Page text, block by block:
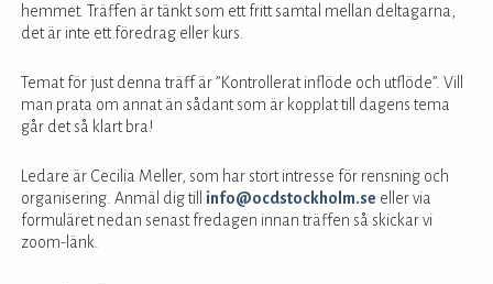
hemmet. Träffen är tänkt som ett fritt samtal mellan deltagarna,
det är inte ett föredrag eller kurs.
Temat för just denna träff är ”Kontrollerat inflöde och utflöde”. Vill
man prata om annat än sådant som är kopplat till dagens tema
går det så klart bra!
Ledare är Cecilia Meller, som har stort intresse för rensning och
organisering. Anmäl dig till info@ocdstockholm.se eller via
formuläret nedan senast fredagen innan träffen så skickar vi
zoom-länk.